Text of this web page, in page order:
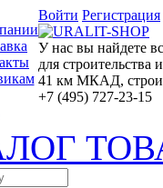
Войти Регистрация
У нас вы найдете
для строительства
41 км МКАД,
+7 (495) 727-23-15